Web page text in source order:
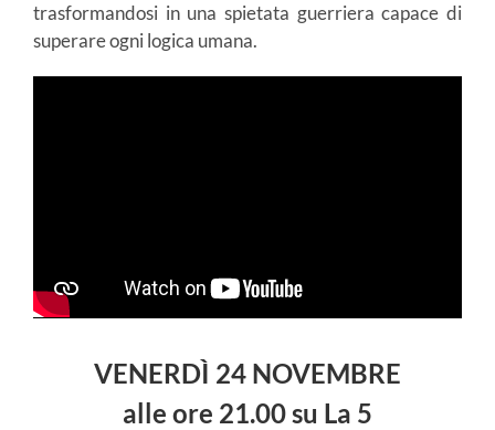
trasformandosi in una spietata guerriera capace di
superare ogni logica umana.
VENERDÌ 24 NOVEMBRE
alle ore 21.00 su La 5